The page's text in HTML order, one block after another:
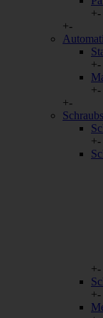
+-
+-
+-
+-
+-
+-
+-
+-